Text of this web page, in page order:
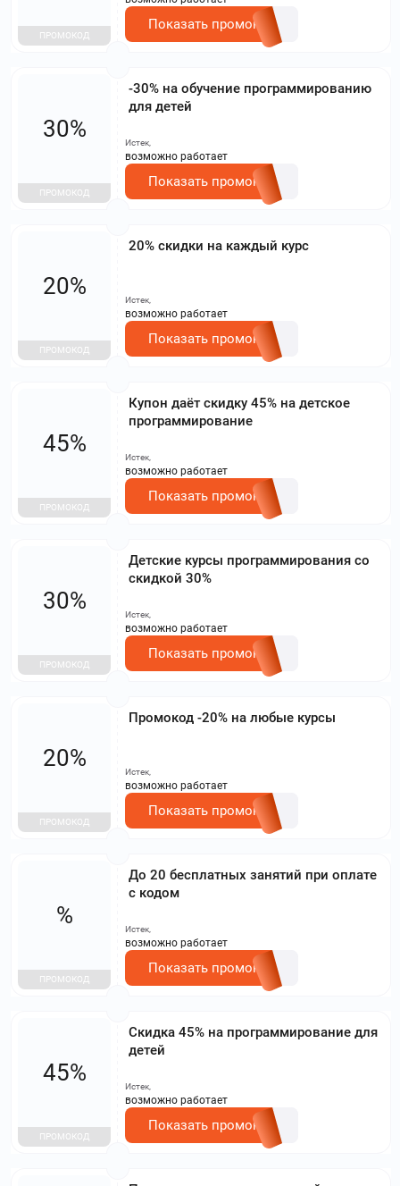
ПРОМОКОД
Показать промокод
-30% на обучение программированию
для детей
30%
ПРОМОКОД
Истек,
возможно работает
Показать промокод
20% скидки на каждый курс
20%
ПРОМОКОД
Истек,
возможно работает
Показать промокод
Купон даёт скидку 45% на детское
программирование
45%
ПРОМОКОД
Истек,
возможно работает
Показать промокод
Детские курсы программирования со
скидкой 30%
30%
ПРОМОКОД
Истек,
возможно работает
Показать промокод
Промокод -20% на любые курсы
20%
ПРОМОКОД
Истек,
возможно работает
Показать промокод
До 20 бесплатных занятий при оплате
с кодом
%
ПРОМОКОД
Истек,
возможно работает
Показать промокод
Скидка 45% на программирование для
детей
45%
ПРОМОКОД
Истек,
возможно работает
Показать промокод